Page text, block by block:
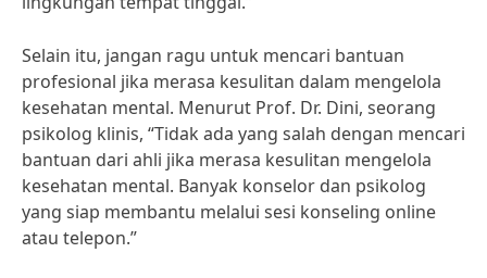
Selain itu, jangan ragu untuk mencari bantuan
profesional jika merasa kesulitan dalam mengelola
kesehatan mental. Menurut Prof. Dr. Dini, seorang
psikolog klinis, “Tidak ada yang salah dengan mencari
bantuan dari ahli jika merasa kesulitan mengelola
kesehatan mental. Banyak konselor dan psikolog
yang siap membantu melalui sesi konseling online
atau telepon.”